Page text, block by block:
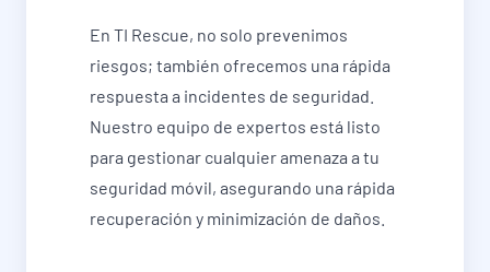
En TI Rescue, no solo prevenimos
riesgos; también ofrecemos una rápida
respuesta a incidentes de seguridad.
Nuestro equipo de expertos está listo
para gestionar cualquier amenaza a tu
seguridad móvil, asegurando una rápida
recuperación y minimización de daños.